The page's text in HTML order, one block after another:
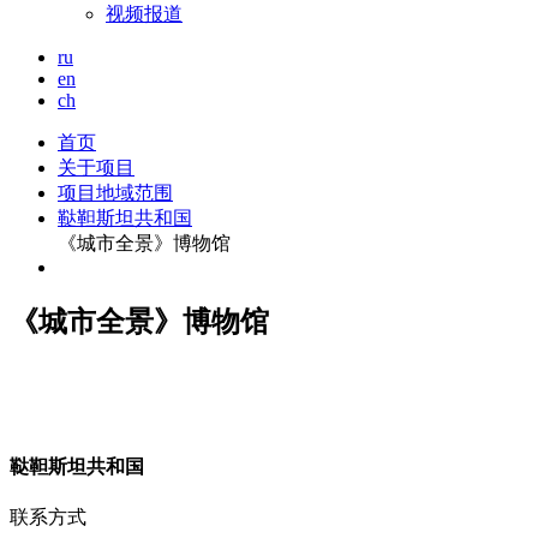
视频报道
ru
en
ch
首页
关于项目
项目地域范围
鞑靼斯坦共和国
《城市全景》博物馆
《城市全景》博物馆
鞑靼斯坦共和国
联系方式